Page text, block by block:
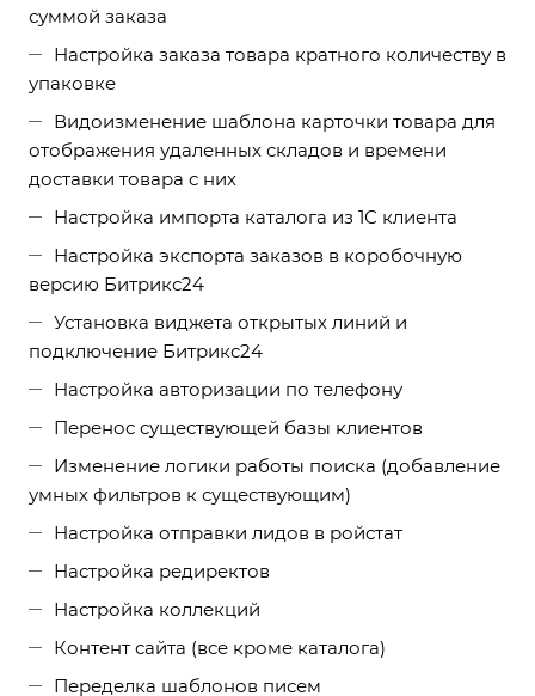
суммой заказа
Настройка заказа товара кратного количеству в
упаковке
Видоизменение шаблона карточки товара для
отображения удаленных складов и времени
доставки товара с них
Настройка импорта каталога из 1С клиента
Настройка экспорта заказов в коробочную
версию Битрикс24
Установка виджета открытых линий и
подключение Битрикс24
Настройка авторизации по телефону
Перенос существующей базы клиентов
Изменение логики работы поиска (добавление
умных фильтров к существующим)
Настройка отправки лидов в ройстат
Настройка редиректов
Настройка коллекций
Контент сайта (все кроме каталога)
Переделка шаблонов писем